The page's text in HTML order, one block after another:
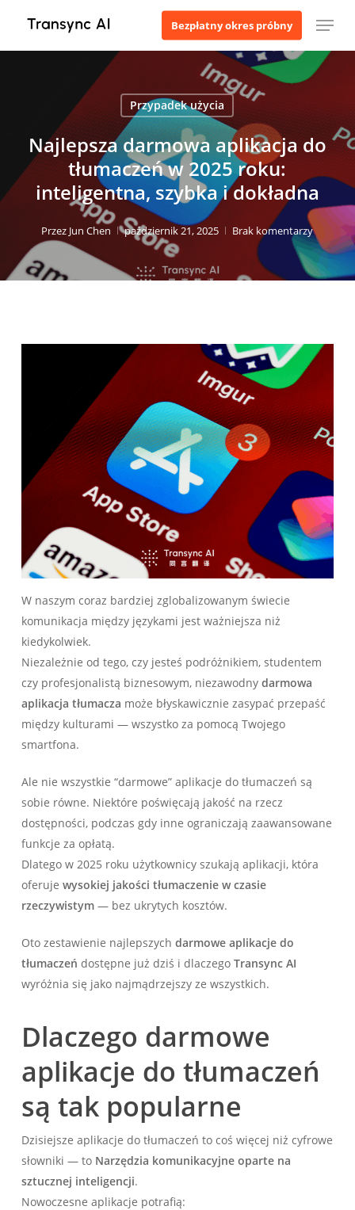
treści
Bezpłatny okres próbny Menu
Przypadek użycia
Najlepsza darmowa aplikacja do
tłumaczeń w 2025 roku:
inteligentna, szybka i dokładna
Przez Jun Chen październik 21, 2025 Brak komentarzy
W naszym coraz bardziej zglobalizowanym świecie
komunikacja między językami jest ważniejsza niż
kiedykolwiek.
Niezależnie od tego, czy jesteś podróżnikiem, studentem
czy profesjonalistą biznesowym, niezawodny darmowa
aplikacja tłumacza może błyskawicznie zasypać przepaść
między kulturami — wszystko za pomocą Twojego
smartfona.
Ale nie wszystkie “darmowe” aplikacje do tłumaczeń są
sobie równe. Niektóre poświęcają jakość na rzecz
dostępności, podczas gdy inne ograniczają zaawansowane
funkcje za opłatą.
Dlatego w 2025 roku użytkownicy szukają aplikacji, która
oferuje wysokiej jakości tłumaczenie w czasie
rzeczywistym— bez ukrytych kosztów.
Oto zestawienie najlepszych darmowe aplikacje do
tłumaczeń dostępne już dziś i dlaczego Transync AI
wyróżnia się jako najmądrzejszy ze wszystkich.
Dlaczego darmowe
aplikacje do tłumaczeń
są tak popularne
Dzisiejsze aplikacje do tłumaczeń to coś więcej niż cyfrowe
słowniki — to Narzędzia komunikacyjne oparte na
sztucznej inteligencji.
Nowoczesne aplikacje potrafią: